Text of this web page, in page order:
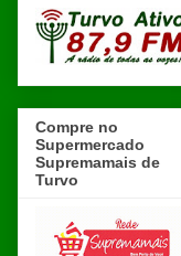
Compre no
Supermercado
Supremamais de
Turvo